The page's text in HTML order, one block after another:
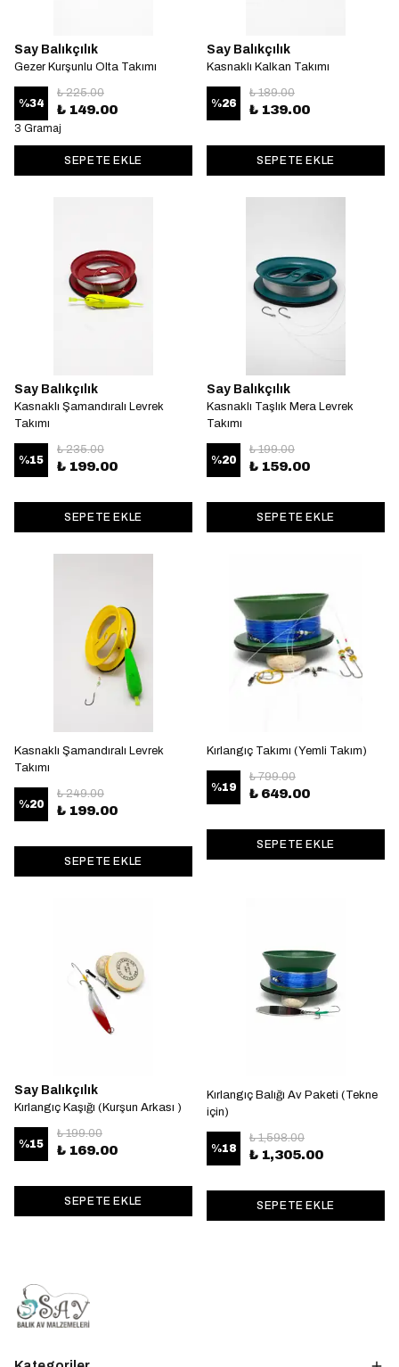
Say Balıkçılık
Gezer Kurşunlu Olta Takımı
%34
₺ 225.00
₺ 149.00
3 Gramaj
SEPETE EKLE
Say Balıkçılık
Kasnaklı Kalkan Takımı
%26
₺ 189.00
₺ 139.00
SEPETE EKLE
Say Balıkçılık
Kasnaklı Şamandıralı Levrek
Takımı
%15
₺ 235.00
₺ 199.00
SEPETE EKLE
Say Balıkçılık
Kasnaklı Taşlık Mera Levrek
Takımı
%20
₺ 199.00
₺ 159.00
SEPETE EKLE
Kasnaklı Şamandıralı Levrek
Takımı
%20
₺ 249.00
₺ 199.00
SEPETE EKLE
Kırlangıç Takımı (Yemli Takım)
%19
₺ 799.00
₺ 649.00
SEPETE EKLE
Say Balıkçılık
Kırlangıç Kaşığı (Kurşun Arkası )
%15
₺ 199.00
₺ 169.00
SEPETE EKLE
Kırlangıç Balığı Av Paketi (Tekne
için)
%18
₺ 1,598.00
₺ 1,305.00
SEPETE EKLE